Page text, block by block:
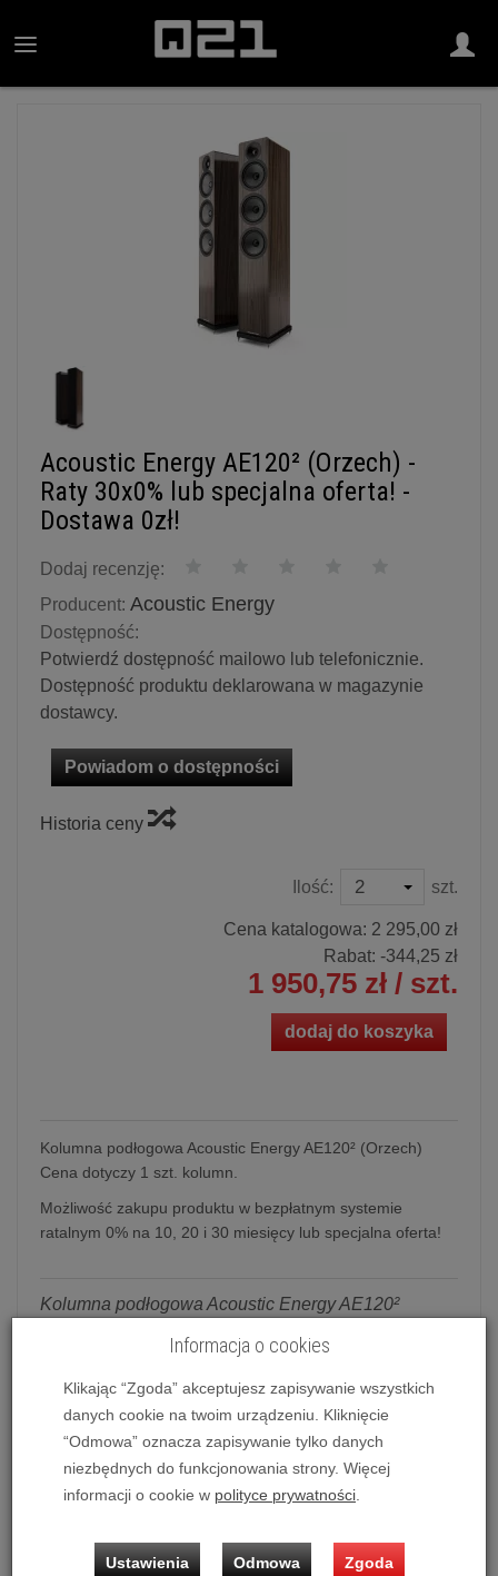
Acoustic Energy AE120² (Orzech) -
Raty 30x0% lub specjalna oferta! -
Dostawa 0zł!
Dodaj recenzję:
Producent: Acoustic Energy
Dostępność:
Potwierdź dostępność mailowo lub telefonicznie.
Dostępność produktu deklarowana w magazynie
dostawcy.
Powiadom o dostępności
Historia ceny
Ilość: szt.
Cena katalogowa: 2 295,00 zł
Rabat: -344,25 zł
1 950,75 zł / szt.
dodaj do koszyka
Kolumna podłogowa Acoustic Energy AE120² (Orzech)
Cena dotyczy 1 szt. kolumn.
Możliwość zakupu produktu w bezpłatnym systemie
ratalnym 0% na 10, 20 i 30 miesięcy lub specjalna oferta!
Kolumna podłogowa Acoustic Energy AE120²
Jako okręt flagowy,AE120² jest największym
projektem. Ta kolumna oferuje potężny dźwięk z
relatywnie cienkiej obudowy - gustownie
zaprojektowanej, aby wtopić się w każdy salon czy
pokój. Podwójne przetworniki basowe wzmacniają
wydajność wypełniania pomieszczenia dźwiękiem
25-milimetrowy głośnik wysokotonowy z miękką
Informacja o cookies
Klikając “Zgoda” akceptujesz zapisywanie wszystkich
danych cookie na twoim urządzeniu. Kliknięcie
“Odmowa” oznacza zapisywanie tylko danych
niezbędnych do funkcjonowania strony. Więcej
informacji o cookie w polityce prywatności.
Ustawienia Odmowa Zgoda